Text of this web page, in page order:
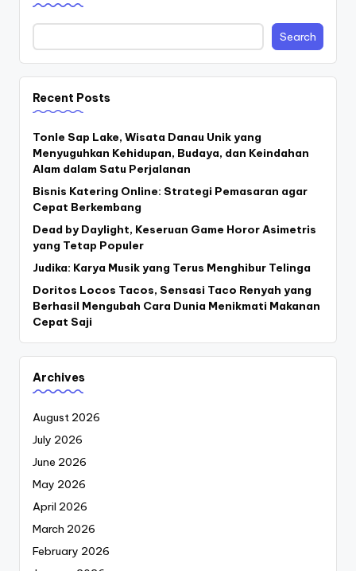
Search
Recent Posts
Tonle Sap Lake, Wisata Danau Unik yang
Menyuguhkan Kehidupan, Budaya, dan Keindahan
Alam dalam Satu Perjalanan
Bisnis Katering Online: Strategi Pemasaran agar
Cepat Berkembang
Dead by Daylight, Keseruan Game Horor Asimetris
yang Tetap Populer
Judika: Karya Musik yang Terus Menghibur Telinga
Doritos Locos Tacos, Sensasi Taco Renyah yang
Berhasil Mengubah Cara Dunia Menikmati Makanan
Cepat Saji
Archives
August 2026
July 2026
June 2026
May 2026
April 2026
March 2026
February 2026